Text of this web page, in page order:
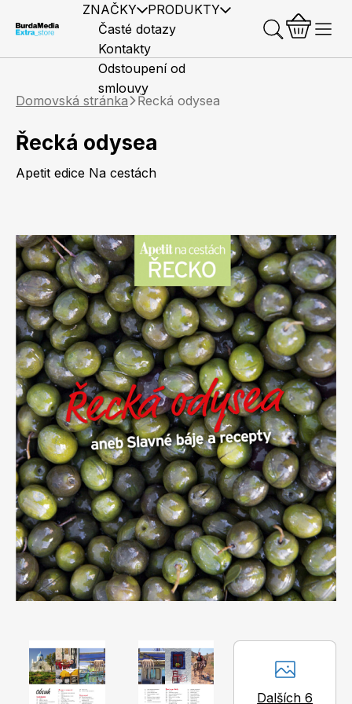
ZNAČKY PRODUKTY
Elle
Marianne
Apetit
Svět ženy
Elle Decoration
Marianne Bydlení
Marianne Venkov & styl
Předplatné časopisů
Knihy Merch
Časté dotazy
Kontakty
Odstoupení od
smlouvy
Domovská stránka
Řecká odysea
Řecká odysea
Apetit edice Na cestách
Dalších 6